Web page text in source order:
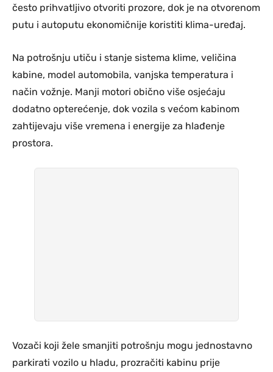
često prihvatljivo otvoriti prozore, dok je na otvorenom
putu i autoputu ekonomičnije koristiti klima-uređaj.
Na potrošnju utiču i stanje sistema klime, veličina
kabine, model automobila, vanjska temperatura i
način vožnje. Manji motori obično više osjećaju
dodatno opterećenje, dok vozila s većom kabinom
zahtijevaju više vremena i energije za hlađenje
prostora.
Vozači koji žele smanjiti potrošnju mogu jednostavno
parkirati vozilo u hladu, prozračiti kabinu prije